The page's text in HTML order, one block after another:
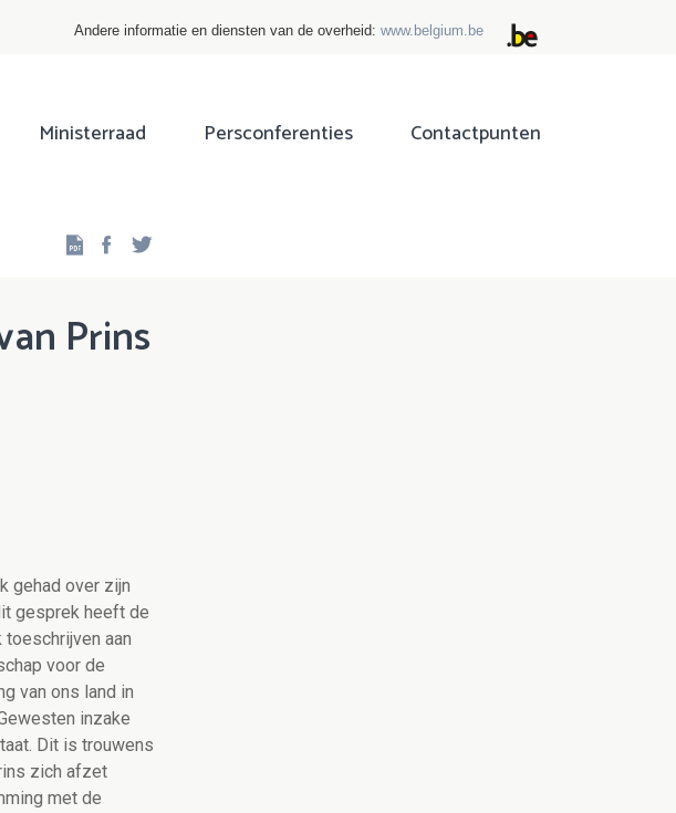
Andere informatie en diensten van de overheid: www.belgium.be
Ministerraad Persconferenties Contactpunten
Facebook
Prins
gehad over zijn
gesprek heeft de
aan
voor de
van ons land in
inzake
Dit is trouwens
zich afzet
met de